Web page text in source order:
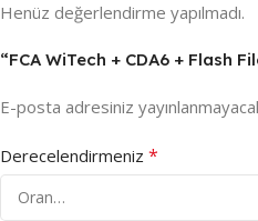
Henüz değerlendirme yapılmadı.
“FCA WiTech + CDA6 + Flash
E-posta adresiniz
Derecelendirmeniz *